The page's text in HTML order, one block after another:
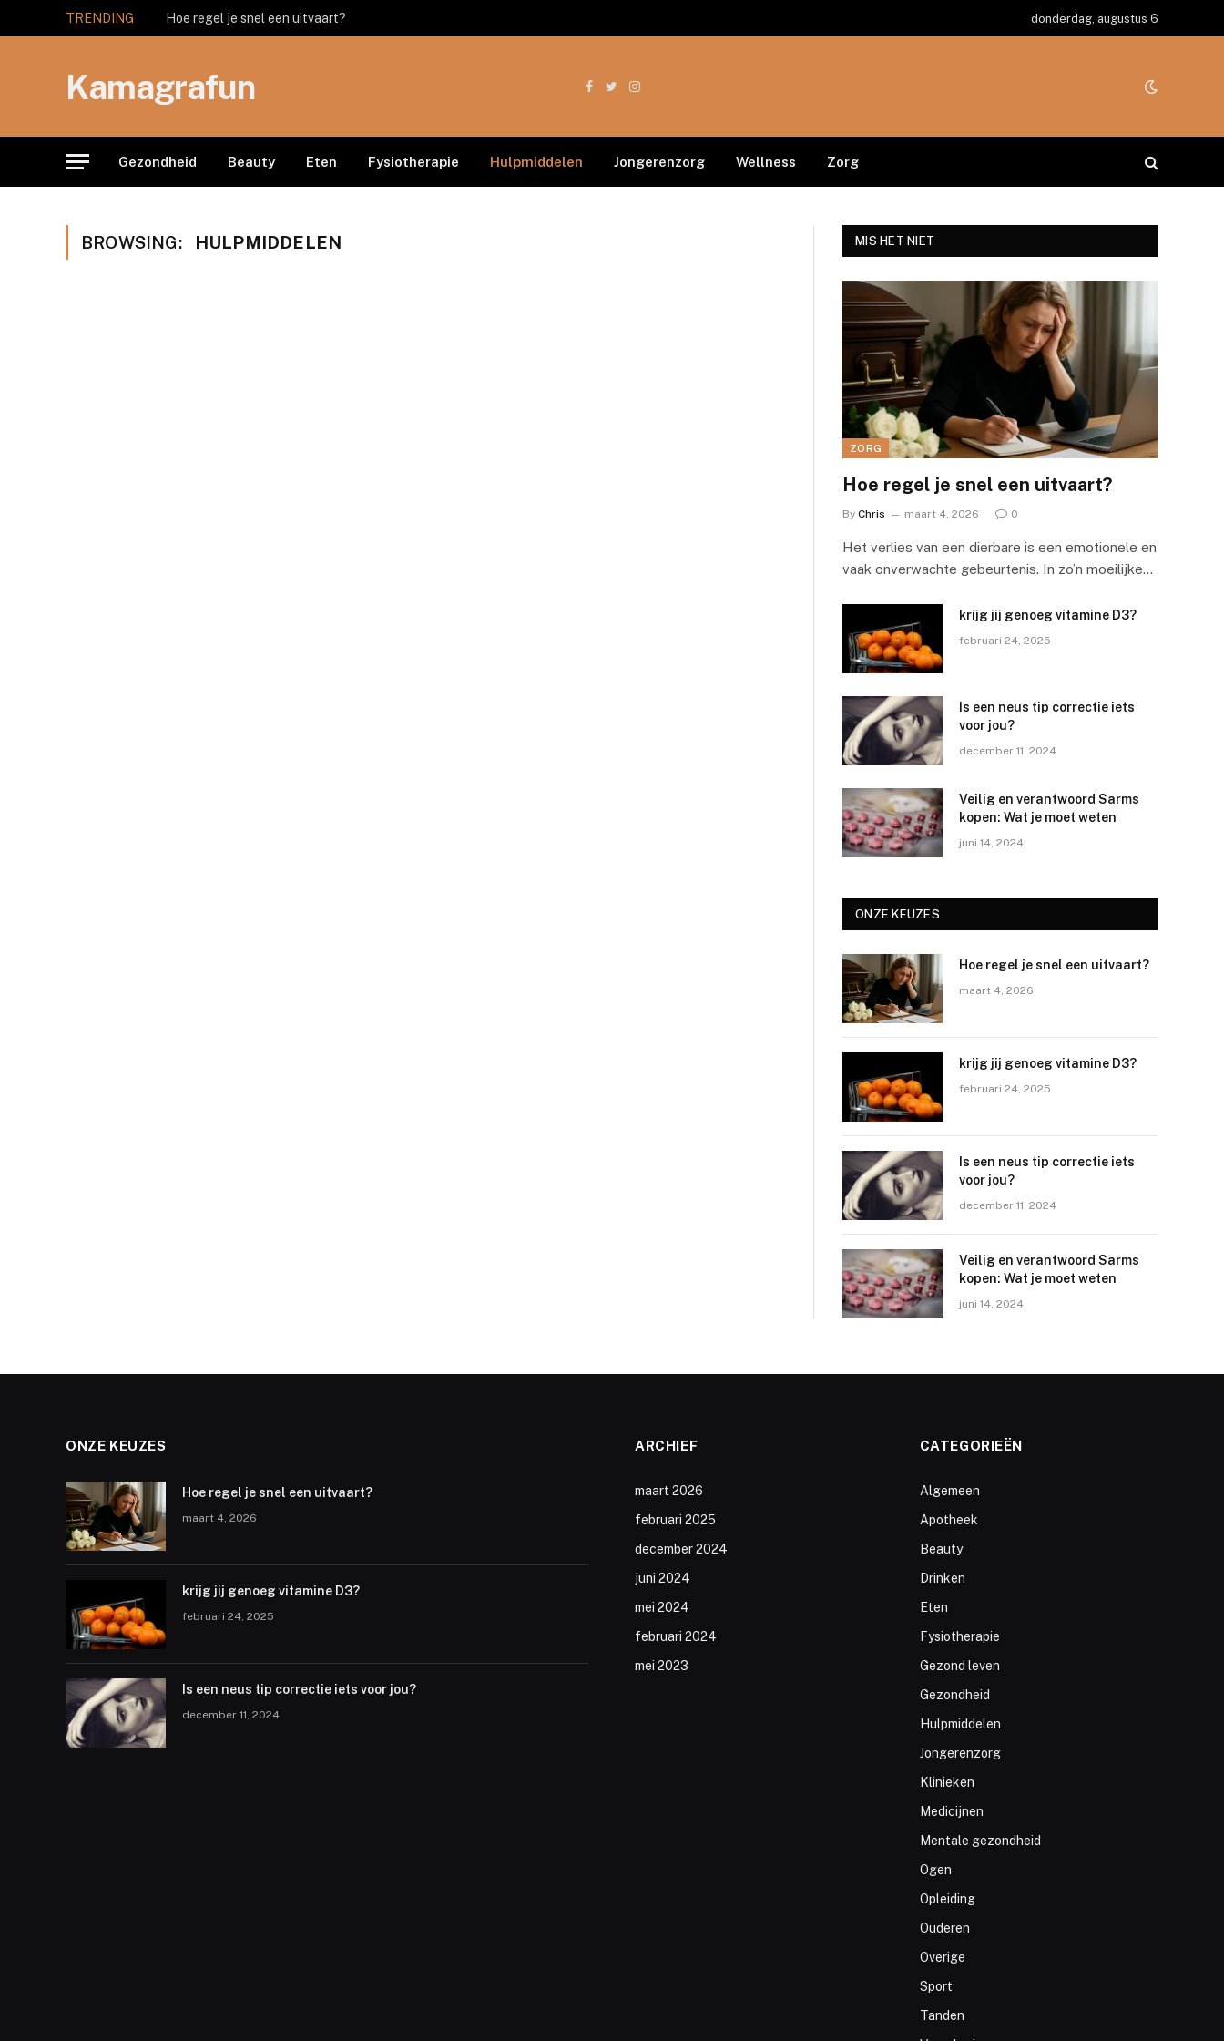
TRENDING Hoe regel je snel een uitvaart? donderdag, augustus 6
Kamagrafun Facebook
TwitterInstagram
Gezondheid Beauty Eten Fysiotherapie Hulpmiddelen Jongerenzorg Wellness Zorg
BROWSING: HULPMIDDELEN MIS HET NIET
ZORG
Hoe regel je snel een uitvaart?
By Chris maart 4, 2026 0
Het verlies van een dierbare is een emotionele en
vaak onverwachte gebeurtenis. In zo’n moeilijke…
krijg jij genoeg vitamine D3?
februari 24, 2025
Is een neus tip correctie iets
voor jou?
december 11, 2024
Veilig en verantwoord Sarms
kopen: Wat je moet weten
juni 14, 2024
ONZE KEUZES
Hoe regel je snel een uitvaart?
maart 4, 2026
krijg jij genoeg vitamine D3?
februari 24, 2025
Is een neus tip correctie iets
voor jou?
december 11, 2024
Veilig en verantwoord Sarms
kopen: Wat je moet weten
juni 14, 2024
ONZE KEUZES
Hoe regel je snel een uitvaart?
maart 4, 2026
krijg jij genoeg vitamine D3?
februari 24, 2025
Is een neus tip correctie iets voor jou?
december 11, 2024
ARCHIEF
maart 2026
februari 2025
december 2024
juni 2024
mei 2024
februari 2024
mei 2023
CATEGORIEËN
Algemeen
Apotheek
Beauty
Drinken
Eten
Fysiotherapie
Gezond leven
Gezondheid
Hulpmiddelen
Jongerenzorg
Klinieken
Medicijnen
Mentale gezondheid
Ogen
Opleiding
Ouderen
Overige
Sport
Tanden